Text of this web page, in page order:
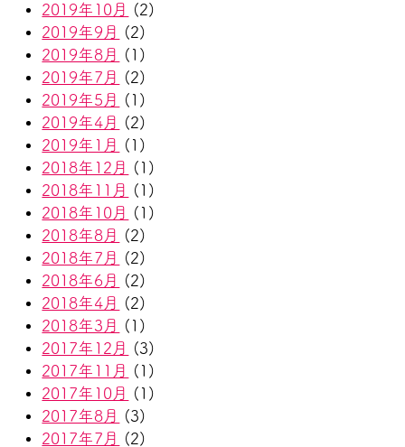
2019年10月
(2)
2019年9月
(2)
2019年8月
(1)
2019年7月
(2)
2019年5月
(1)
2019年4月
(2)
2019年1月
(1)
2018年12月
(1)
2018年11月
(1)
2018年10月
(1)
2018年8月
(2)
2018年7月
(2)
2018年6月
(2)
2018年4月
(2)
2018年3月
(1)
2017年12月
(3)
2017年11月
(1)
2017年10月
(1)
2017年8月
(3)
2017年7月
(2)